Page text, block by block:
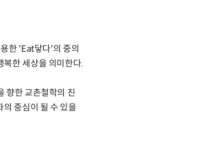
한 'Eat닿다'의 중의
복한 세상을 의미한다.
향한 교촌철학의 진
의 중심이 될 수 있을